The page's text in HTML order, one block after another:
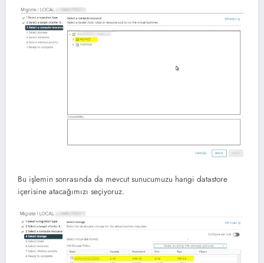
Bu işlemin sonrasında da mevcut sunucumuzu hangi datastore
içerisine atacağımızı seçiyoruz.